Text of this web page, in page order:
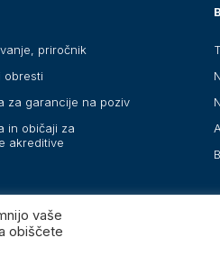
priročnik
obresti
za garancije na poziv
in običaji za
akreditive
Oblikovanje in
vaše
obiščete